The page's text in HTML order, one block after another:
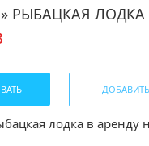
РЫБАЦКАЯ
лодка в аренду